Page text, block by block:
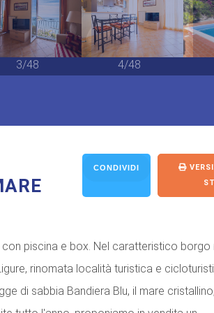
3/48 4/48
CONDIVIDI
piscina e box. Nel caratteristico borgo
rinomata località turistica e
di sabbia Bandiera Blu, il mare